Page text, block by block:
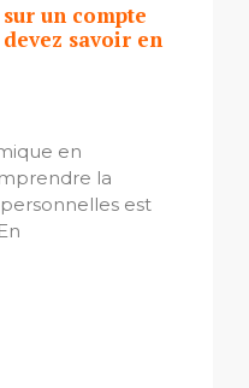
un compte
savoir en
en
la
est